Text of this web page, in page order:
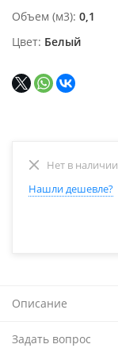
Объем (м3) 0,1
Цвет Белый
Нет в наличии
Нашли дешевле?
Описание
Задать вопрос